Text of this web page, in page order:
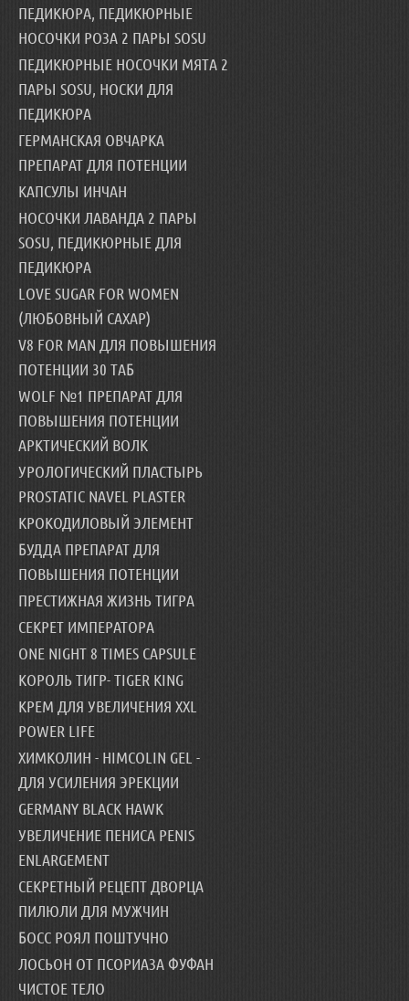
ПЕДИКЮРА, ПЕДИКЮРНЫЕ
НОСОЧКИ РОЗА 2 ПАРЫ SOSU
ПЕДИКЮРНЫЕ НОСОЧКИ МЯТА 2
ПАРЫ SOSU, НОСКИ ДЛЯ
ПЕДИКЮРА
ГЕРМАНСКАЯ ОВЧАРКА
ПРЕПАРАТ ДЛЯ ПОТЕНЦИИ
КАПСУЛЫ ИНЧАН
НОСОЧКИ ЛАВАНДА 2 ПАРЫ
SOSU, ПЕДИКЮРНЫЕ ДЛЯ
ПЕДИКЮРА
LOVE SUGAR FOR WOMEN
(ЛЮБОВНЫЙ САХАР)
V8 FOR MAN ДЛЯ ПОВЫШЕНИЯ
ПОТЕНЦИИ 30 ТАБ
WOLF №1 ПРЕПАРАТ ДЛЯ
ПОВЫШЕНИЯ ПОТЕНЦИИ
АРКТИЧЕСКИЙ ВОЛК
УРОЛОГИЧЕСКИЙ ПЛАСТЫРЬ
PROSTATIC NAVEL PLASTER
КРОКОДИЛОВЫЙ ЭЛЕМЕНТ
БУДДА ПРЕПАРАТ ДЛЯ
ПОВЫШЕНИЯ ПОТЕНЦИИ
ПРЕСТИЖНАЯ ЖИЗНЬ ТИГРА
СЕКРЕТ ИМПЕРАТОРА
ONE NIGHT 8 TIMES CAPSULE
КОРОЛЬ ТИГР- TIGER KING
КРЕМ ДЛЯ УВЕЛИЧЕНИЯ XXL
POWER LIFE
ХИМКОЛИН - HIMCOLIN GEL -
ДЛЯ УСИЛЕНИЯ ЭРЕКЦИИ
GERMANY BLACK HAWK
УВЕЛИЧЕНИЕ ПЕНИСА PENIS
ENLARGEMENT
СЕКРЕТНЫЙ РЕЦЕПТ ДВОРЦА
ПИЛЮЛИ ДЛЯ МУЖЧИН
БОСС РОЯЛ ПОШТУЧНО
ЛОСЬОН ОТ ПСОРИАЗА ФУФАН
ЧИСТОЕ ТЕЛО